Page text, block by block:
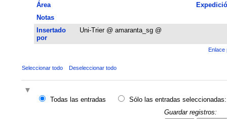
Área
Notas
Insertado
por
Uni-Trier @ amaranta_sg @
Enlace
Seleccionar todo Deseleccionar todo
Todas las entradas
Sólo las entradas seleccionadas:
Guardar registros: